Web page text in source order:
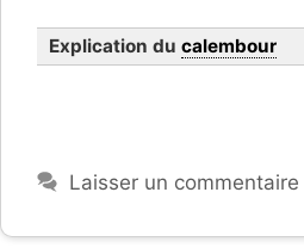
Explication du calembour
Laisser un commentaire